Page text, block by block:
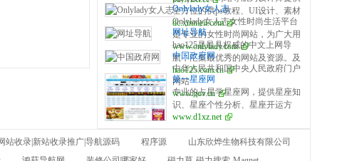
作服务商，无需手续费，无需人工
操作，是个人收款的最佳解决方
案。
全方位的供ps教程、UI设计、素材
下载、高清图库、配色方案、用户
体验、网页设计等全方位设计师网
站导航指引。每周更新及时，同时
是优站网（YOUZHAN.CO）旗下
最实用、最专业、最全面、最好用
的设计师网址导航！
dc.xinmeit.com
Onlylady女人志
Onlylady女人志女性时尚生活平台
是专业的女性时尚网站，为广大用
户提供专业的时尚潮流、美容方
法、流行趋势、服饰时装资讯，打
造专业时尚、美容、生活、达人、
互动平台。
www.onlylady.com
网址导航
hao125是最具权威的中文上网导
航，汇集最优秀的网站及资源。及
时收录影视、音乐、小说、游戏等
分类的网址和内容，让您的网络生
活更简单精彩。上网，从hao125开
始。
hao125.com.cn
中国政府网
中华人民共和国中央人民政府门户
网站
www.gov.cn
第一星座网
专业的占星学星座网，提供星座知
识、星座个性分析、星座开运方
法、星座运势、配对、查询以及心
水、生肖等星相命理相关内容。
www.d1xz.net
站收录|新站收录推广|导航源码 程序源
山东欣烨生物科技有限公司